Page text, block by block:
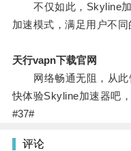
不仅如此，Skyline加
加速模式，满足用户不同
天行vapn下载官网
网络畅通无阻，从此
快体验Skyline加速器吧
#37#
评论